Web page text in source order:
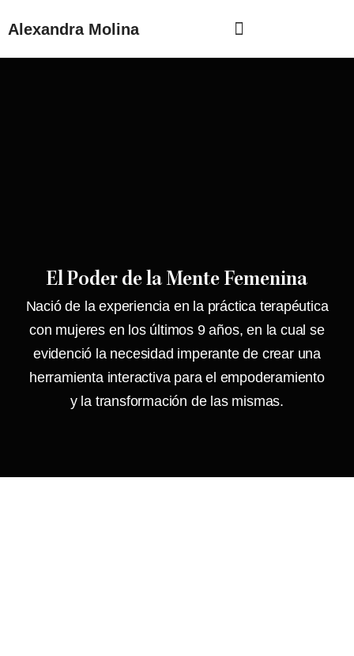
Alexandra Molina Menu
El Poder de la Mente Femenina
Nació de la experiencia en la práctica terapéutica
con mujeres en los últimos 9 años, en la cual se
evidenció la necesidad imperante de crear una
herramienta interactiva para el empoderamiento
y la transformación de las mismas.